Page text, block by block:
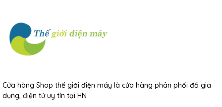
Cửa hàng Shop thế giới điện máy là cửa hàng phân phối đồ gia
dụng, điện tử uy tín tại HN